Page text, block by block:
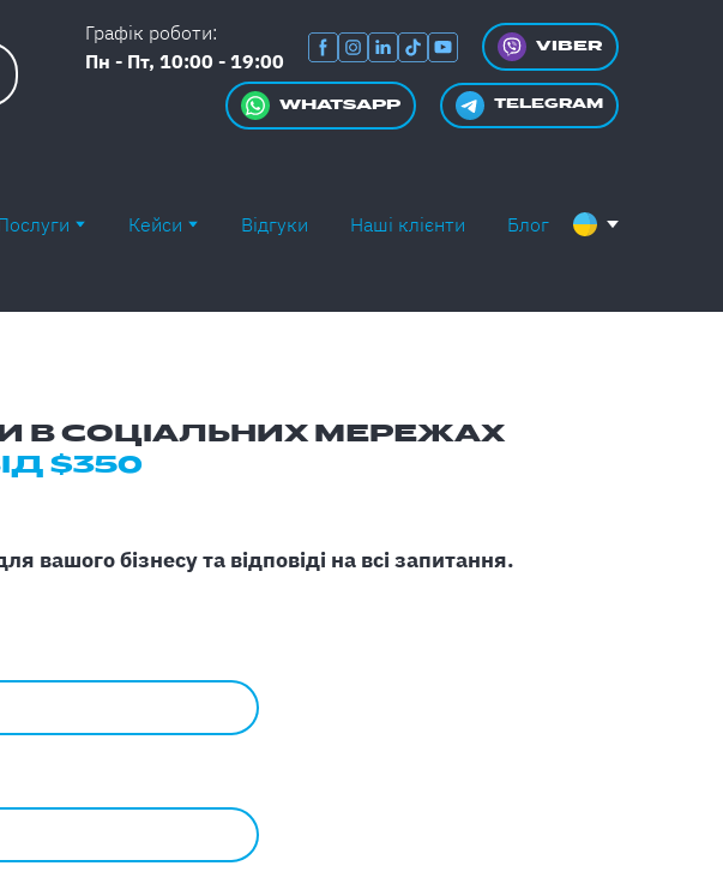
Графік роботи:
Пн - Пт, 10:00 - 19:00
VIBER
WHATSAPP TELEGRAM
Кейси Відгуки Наші клієнти Блог
В СОЦІАЛЬНИХ МЕРЕЖАХ
$350
вашого бізнесу та відповіді на всі запитання.